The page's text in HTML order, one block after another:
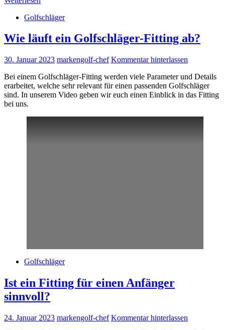
Golfschläger
Wie läuft ein Golfschläger-Fitting ab?
30. Januar 2023 markengolf-chef Kommentar hinterlassen
Bei einem Golfschläger-Fitting werden viele Parameter und Details
erarbeitet, welche sehr relevant für einen passenden Golfschläger
sind. In unserem Video geben wir euch einen Einblick in das Fitting
bei uns.
Golfschläger
Ist ein Fitting für einen Anfänger
sinnvoll?
24. Januar 2023 markengolf-chef Kommentar hinterlassen